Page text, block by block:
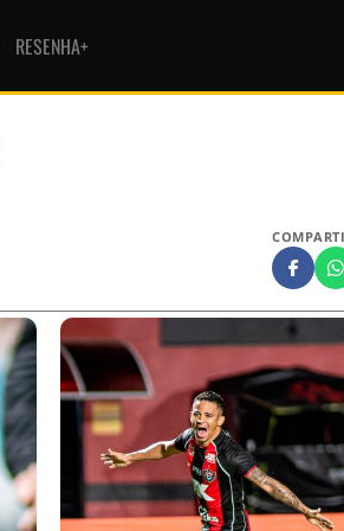
RESENHA+